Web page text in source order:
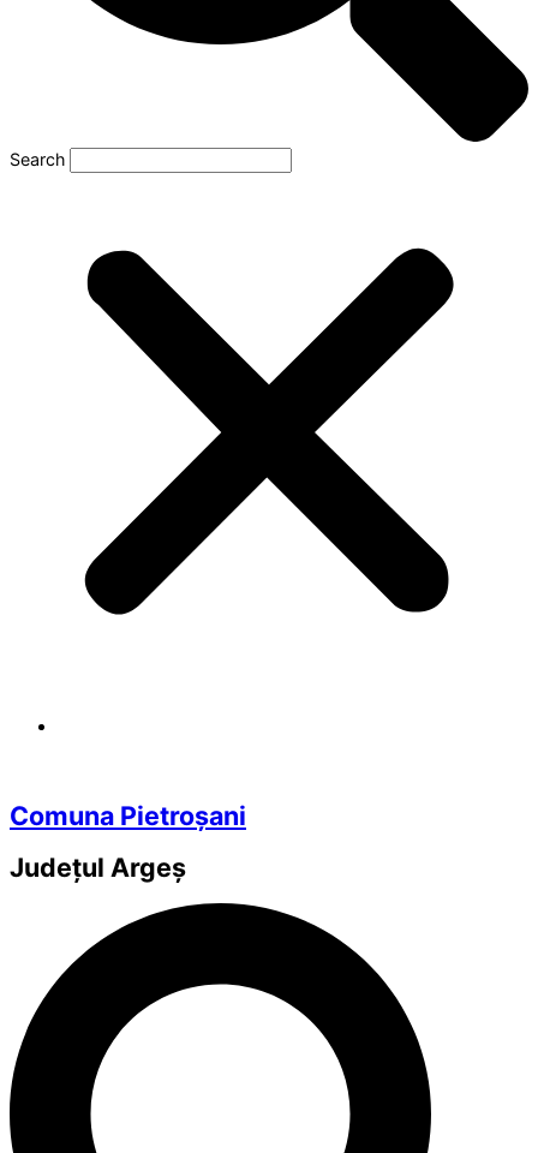
Search
Comuna Pietroșani
Județul Argeș